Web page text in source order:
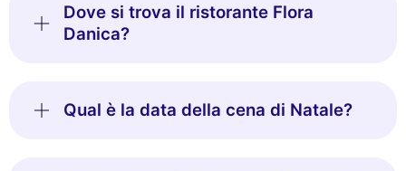
Questo sito utilizza i
cookie
misurare il nostro pubblico e personalizzare gli annunci pubblicitari che
Dove si trova il ristorante Flora
Danica?
Qual è la data della cena di Natale?